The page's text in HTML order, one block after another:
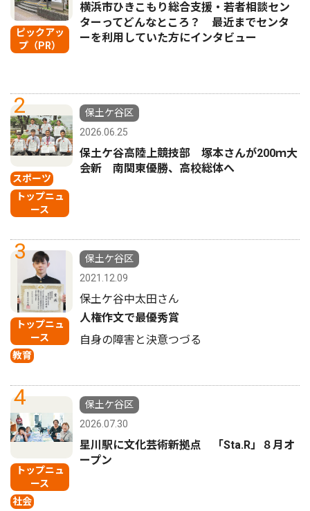
ピックアッ
プ（PR）
横浜市ひきこもり総合支援・若者相談セン
ターってどんなところ？ 最近までセンタ
ーを利用していた方にインタビュー
2
スポーツ
トップニュ
ース
保土ケ谷区
2026.06.25
保土ケ谷高陸上競技部 塚本さんが200ｍ大
会新 南関東優勝、高校総体へ
3
トップニュ
ース
教育
保土ケ谷区
2021.12.09
保土ケ谷中太田さん
人権作文で最優秀賞
自身の障害と決意つづる
4
トップニュ
ース
社会
保土ケ谷区
2026.07.30
星川駅に文化芸術新拠点 「Sta.R」８月オ
ープン